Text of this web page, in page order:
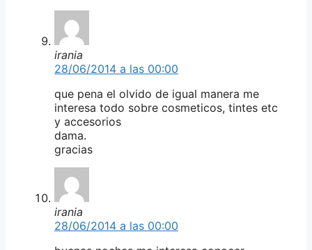
irania
28/06/2014 a las 00:00
que pena el olvido de igual manera me
interesa todo sobre cosmeticos, tintes etc
y accesorios
dama.
gracias
irania
28/06/2014 a las 00:00